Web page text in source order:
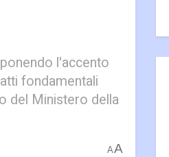
l'accento
fondamentali
del Ministero della
AA